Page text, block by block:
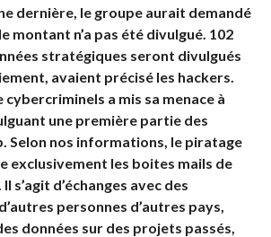
dernière, le groupe aurait demandé
montant n’a pas été divulgué. 102
stratégiques seront divulgués
avaient précisé les hackers.
cybercriminels a mis sa menace à
une première partie des
Selon nos informations, le piratage
exclusivement les boites mails de
s’agit d’échanges avec des
personnes d’autres pays,
données sur des projets passés,